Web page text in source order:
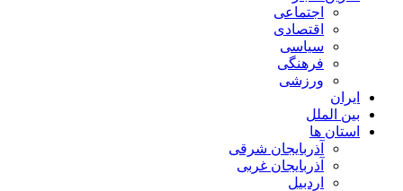
اجتماعی
اقتصادی
سیاسی
فرهنگی
ورزشی
ایران
بین الملل
استان ها
آذربایجان شرقی
آذربایجان غربی
اردبیل